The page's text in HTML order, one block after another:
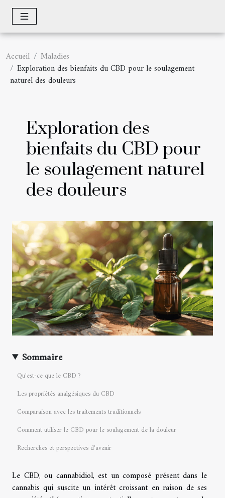
Accueil
Maladies
Exploration des bienfaits du CBD pour le soulagement
naturel des douleurs
Exploration des
bienfaits du CBD pour
le soulagement naturel
des douleurs
Sommaire
Qu'est-ce que le CBD ?
Les propriétés analgésiques du CBD
Comparaison avec les traitements traditionnels
Comment utiliser le CBD pour le soulagement de la douleur
Recherches et perspectives d'avenir
Le CBD, ou cannabidiol, est un composé présent dans le
cannabis qui suscite un intérêt croissant en raison de ses